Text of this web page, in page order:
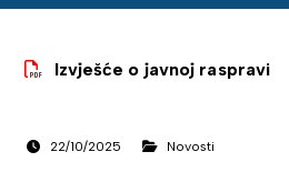
Izvješće o javnoj raspravi
22/10/2025 Novosti